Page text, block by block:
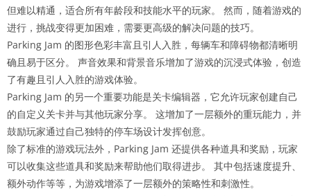
但难以精通，适合所有年龄段和技能水平的玩家。 然而，随着游戏的
进行，挑战变得更加困难，需要更高级的解决问题的技巧。
Parking Jam 的图形色彩丰富且引人入胜，每辆车和障碍物都清晰明
确且易于区分。 声音效果和背景音乐增加了游戏的沉浸式体验，创造
了有趣且引人入胜的游戏体验。
Parking Jam 的另一个重要功能是关卡编辑器，它允许玩家创建自己
的自定义关卡并与其他玩家分享。 这增加了一层额外的重玩能力，并
鼓励玩家通过自己独特的停车场设计发挥创意。
除了标准的游戏玩法外，Parking Jam 还提供各种道具和奖励，玩家
可以收集这些道具和奖励来帮助他们取得进步。 其中包括速度提升、
额外动作等等，为游戏增添了一层额外的策略性和刺激性。